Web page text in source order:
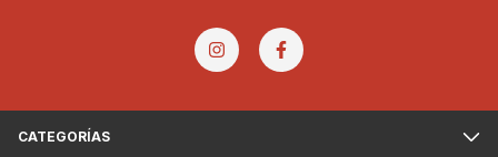
CATEGORÍAS